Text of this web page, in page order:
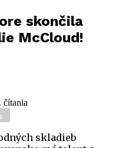
skončila
McCloud!
čítania
skladieb